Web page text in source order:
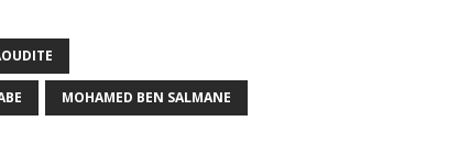
MOHAMED BEN SALMANE